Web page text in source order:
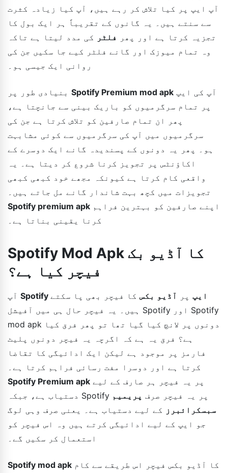
آپ ایپ پر کیا تلاش کر رہے ہیں، آپ کیا زیادہ کثرت
سے سنتے ہیں۔ یہ گانوں کے تقریباً ہر ایک بول کا
تجزیہ کرتا ہے اور پھر
فلٹر کی مدد لیتا ہے تاکہ
وہ تمام میوزک اور گانے فلٹر کیے جا سکیں جن کی
روانی ایک جیسی ہو۔
Spotify Premium mod apk
پر تمام سرگرمیوں کو باریک بینی سے جانچتا ہے،
پھر ان تمام صارفین کو تلاش کرتا ہے جن کی
سرگرمیوں میں آپ کی سرگرمیوں سے کوئی مشابہت
ہو۔ پھر یہ دونوں کے پسندیدہ گانے ایک دوسرے کے
اکاؤنٹس پر تجویز کرنا شروع کر دیتا ہے۔ یہ
واقعی کام کرتا ہے کیونکہ مجھے خود کبھی کبھی
تجویزات میں کچھ بہت شاندار گانے مل جاتے ہیں۔
Spotify premium apk
کرنا یقینی بناتا ہے۔
Spotify Mod Apk کا آڈیو بک
فیچر کیا ہے؟
Spotify ایپ پر آڈیو بکس کا فیچر بھی پا سکتے
ہیں۔ یہ فیچر حال ہی میں آفیشل Spotify اور Spotify
mod apk دونوں پر لانچ کیا گیا تھا تو پھر فرق کیا
ہے؟ فرق یہ ہے کہ اگرچہ یہ فیچر دونوں پلیٹ
فارمز پر موجود ہے لیکن ایک ادائیگی کا تقاضا
کرتا ہے اور دوسرا مفت رسائی فراہم کرتا ہے۔
Spotify Premium apk
دستیاب ہے، جبکہ Spotify پر یہ فیچر صرف پریمیم
سبسکرائبرز کے لیے دستیاب ہے۔ یعنی صرف وہی لوگ
جو ایپ کے لیے ادائیگی کرتے ہیں وہ اس فیچر کو
استعمال کر سکیں گے۔
Spotify mod apk